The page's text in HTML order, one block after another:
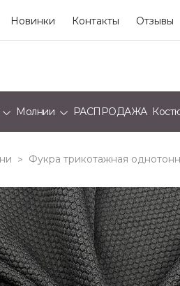
Новинки Контакты Отзывы
Молнии РАСПРОДАЖА
> Фукра трикотажная